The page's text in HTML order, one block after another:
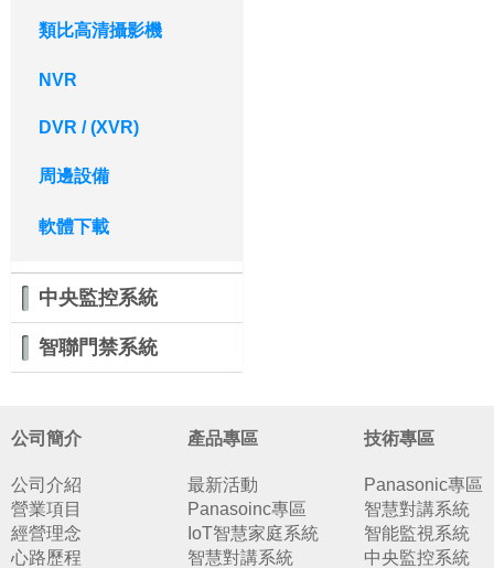
類比高清攝影機
NVR
DVR / (XVR)
周邊設備
軟體下載
中央監控系統
智聯門禁系統
公司簡介
公司介紹
營業項目
經營理念
心路歷程
產品專區
最新活動
Panasoinc專區
IoT智慧家庭系統
智慧對講系統
技術專區
Panasonic專區
智慧對講系統
智能監視系統
中央監控系統